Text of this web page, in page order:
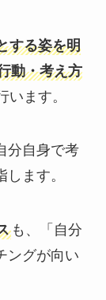
する姿を明
動・考え方
います。
分自身で考
ます。
も、「自分
ングが向い